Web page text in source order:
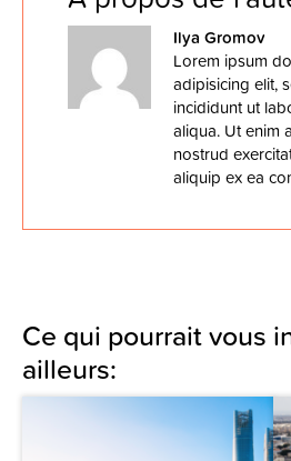
Ilya Gromov
Lorem ipsum
adipisicing elit,
incididunt ut
aliqua. Ut enim
nostrud
aliquip ex ea
Ce qui pourrait vous
ailleurs: